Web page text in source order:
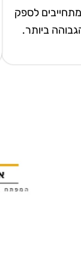
לספק
ביותר.